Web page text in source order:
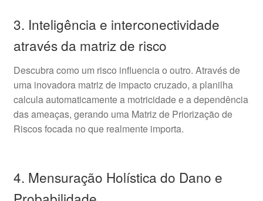
3. Inteligência e interconectividade
através da matriz de risco
Descubra como um risco influencia o outro. Através de
uma inovadora matriz de impacto cruzado, a planilha
calcula automaticamente a motricidade e a dependência
das ameaças, gerando uma Matriz de Priorização de
Riscos focada no que realmente importa.
4. Mensuração Holística do Dano e